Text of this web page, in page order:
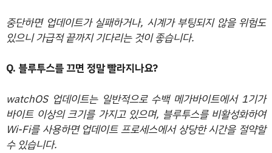
중단하면 업데이트가 실패하거나, 시계가 부팅되지 않을 위험도
있으니 가급적 끝까지 기다리는 것이 좋습니다.
Q. 블루투스를 끄면 정말 빨라지나요?
watchOS 업데이트는 일반적으로 수백 메가바이트에서 1기가
바이트 이상의 크기를 가지고 있으며, 블루투스를 비활성화하여
Wi-Fi를 사용하면 업데이트 프로세스에서 상당한 시간을 절약할
수 있습니다.